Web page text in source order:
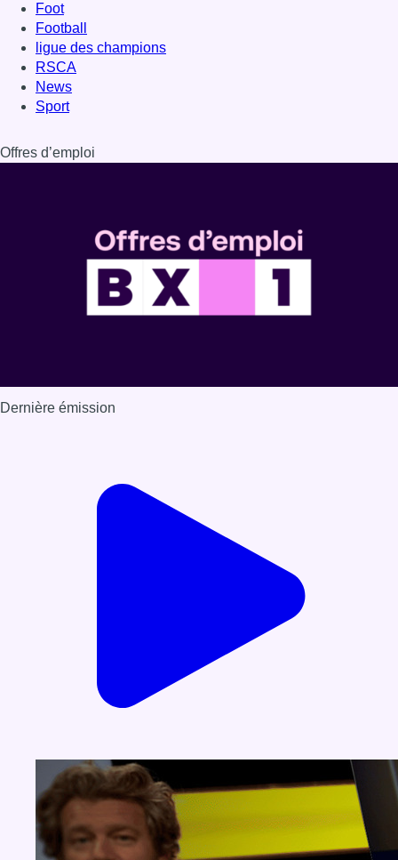
Foot
Football
ligue des champions
RSCA
News
Sport
Offres d’emploi
Dernière émission